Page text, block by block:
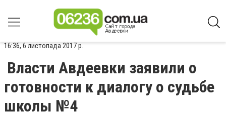
16:36, 6 листопада 2017 р.
Власти Авдеевки заявили о
готовности к диалогу о судьбе
школы №4